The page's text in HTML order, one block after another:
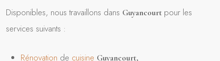
Disponibles, nous travaillons dans Guyancourt pour les
services suivants :
Rénovation de cuisine Guyancourt,